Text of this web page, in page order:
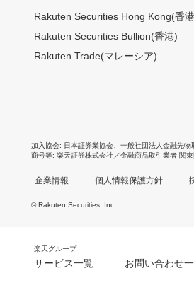
Rakuten Securities Hong Kong(香
Rakuten Securities Bullion(香港)
Rakuten Trade(マレーシア)
加入協会 日本証券業協会 一般社団法人金融先物
商号等 楽天証券株式会社／金融商品取引業者 関
企業情報 個人情報保護方針
© Rakuten Securities, Inc.
楽天グループ
サービス一覧 お問い合わせ